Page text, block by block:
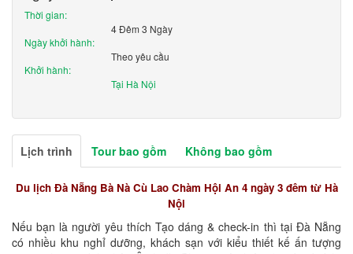
Thời gian:
4 Đêm 3 Ngày
Ngày khởi hành:
Theo yêu cầu
Khởi hành:
Tại Hà Nội
Lịch trình Tour bao gồm Không bao gồm
Du lịch Đà Nẵng Bà Nà Cù Lao Chàm Hội An 4 ngày 3 đêm từ Hà
Nội
Nếu bạn là người yêu thích Tạo dáng & check-in thì tại Đà Nẵng
có nhiều khu nghỉ dưỡng, khách sạn với kiểu thiết kế ấn tượng